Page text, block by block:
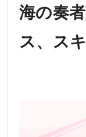
海の奏
ス、ス